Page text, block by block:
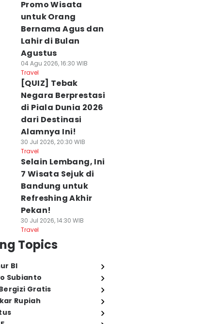
Promo Wisata
untuk Orang
Bernama Agus dan
Lahir di Bulan
Agustus
04 Agu 2026, 16:30 WIB
Travel
[QUIZ] Tebak
Negara Berprestasi
di Piala Dunia 2026
dari Destinasi
Alamnya Ini!
30 Jul 2026, 20:30 WIB
Travel
Selain Lembang, Ini
7 Wisata Sejuk di
Bandung untuk
Refreshing Akhir
Pekan!
30 Jul 2026, 14:30 WIB
Travel
Topics
BI
Subianto
Gratis
Rupiah